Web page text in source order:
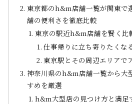
東京都のh&m店舗一覧が関東で
舗の便利さを徹底比較
東京の駅近h&m店舗を賢く比
仕事帰りに立ち寄りたくな
東京駅とその周辺エリアで
神奈川県のh&m店舗一覧から大
すめを厳選
h&m大型店の見つけ方と満足